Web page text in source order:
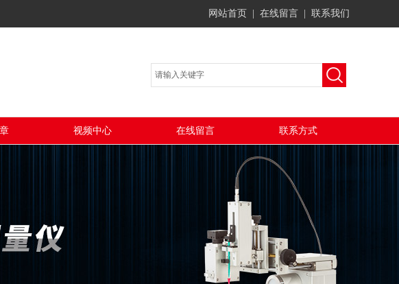
网站首页 在线留言 联系我们
视频中心 在线留言 联系方式